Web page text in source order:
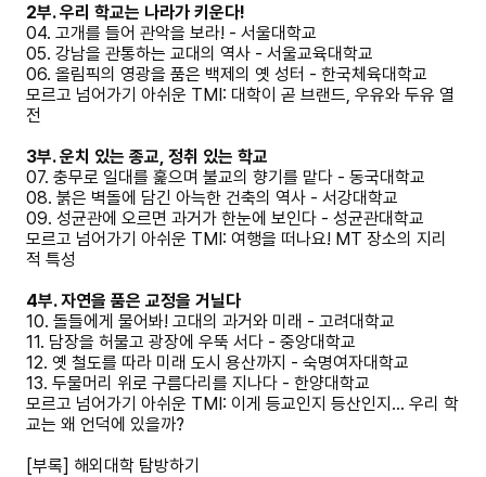
2부. 우리 학교는 나라가 키운다!
04. 고개를 들어 관악을 보라! - 서울대학교
05. 강남을 관통하는 교대의 역사 - 서울교육대학교
06. 올림픽의 영광을 품은 백제의 옛 성터 - 한국체육대학교
모르고 넘어가기 아쉬운 TMI: 대학이 곧 브랜드, 우유와 두유 열
전
3부. 운치 있는 종교, 정취 있는 학교
07. 충무로 일대를 훑으며 불교의 향기를 맡다 - 동국대학교
08. 붉은 벽돌에 담긴 아늑한 건축의 역사 - 서강대학교
09. 성균관에 오르면 과거가 한눈에 보인다 - 성균관대학교
모르고 넘어가기 아쉬운 TMI: 여행을 떠나요! MT 장소의 지리
적 특성
4부. 자연을 품은 교정을 거닐다
10. 돌들에게 물어봐! 고대의 과거와 미래 - 고려대학교
11. 담장을 허물고 광장에 우뚝 서다 - 중앙대학교
12. 옛 철도를 따라 미래 도시 용산까지 - 숙명여자대학교
13. 두물머리 위로 구름다리를 지나다 - 한양대학교
모르고 넘어가기 아쉬운 TMI: 이게 등교인지 등산인지... 우리 학
교는 왜 언덕에 있을까?
[부록] 해외대학 탐방하기